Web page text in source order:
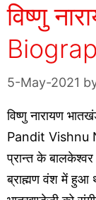
विष्णु
5-May-2021
विष्णु नारायण
Pandit Vishnu
प्रान्त के
ब्राह्मण वंश में हुआ